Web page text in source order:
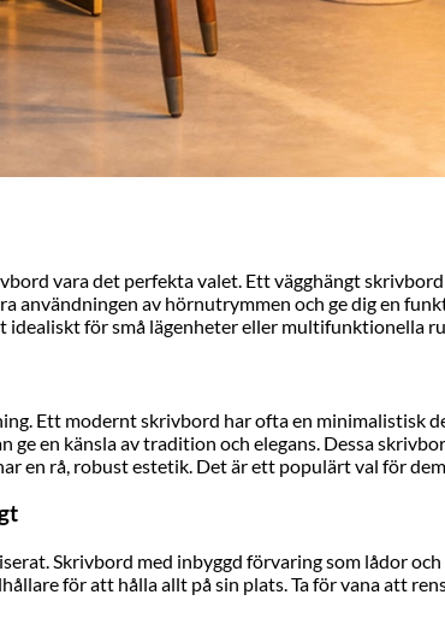
vara det perfekta valet. Ett vägghängt
användningen av hörnutrymmen och ge dig en
för små lägenheter eller multifunktionella
. Ett modernt skrivbord har ofta en minimalistisk
en känsla av tradition och elegans. Dessa
rå, robust estetik. Det är ett populärt val för
Skrivbord med inbyggd förvaring som lådor
för att hålla allt på sin plats. Ta för vana att